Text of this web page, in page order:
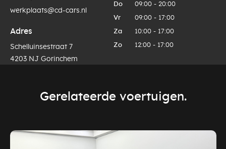
werkplaats@cd-cars.nl
Adres
Schelluinsestraat 7
4203 NJ Gorinchem
Do 09:00 - 20:00
Vr 09:00 - 17:00
Za 10:00 - 17:00
Zo 12:00 - 17:00
Gerelateerde voertuigen.